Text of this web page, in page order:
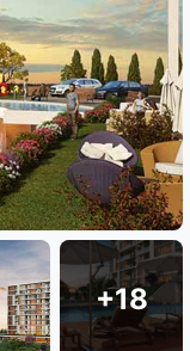
+18